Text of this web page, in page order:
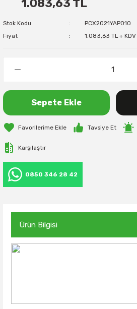
1.083,63 TL
Stok Kodu
PCX2021YAP010
Fiyat
1.083,63 TL + KDV
Sepete Ekle
Tavsiye Et
Karşılaştır
0850 346 28 42
Ürün Bilgisi